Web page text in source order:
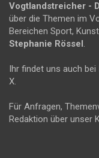
Vogtlandstreicher -
über die Themen im
Bereichen Sport,
Stephanie Rössel .
Ihr findet uns auch
X.
Für Anfragen,
Redaktion über unser